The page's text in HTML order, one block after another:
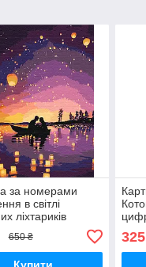
за номерами
в світлі
ліхтариків
пара романтика
BS51809
650 ₴
Купити
325